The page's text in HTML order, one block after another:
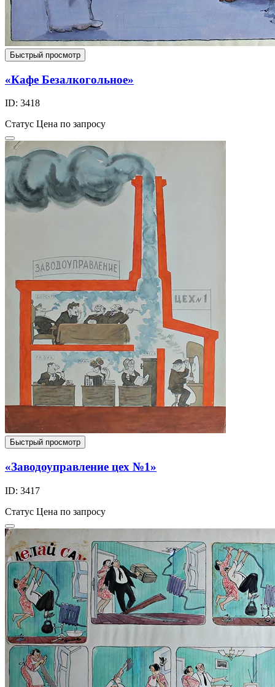
Быстрый просмотр
«Кафе Безалкогольное»
ID: 3418
Статус Цена по запросу
Быстрый просмотр
«Заводоуправление цех №1»
ID: 3417
Статус Цена по запросу